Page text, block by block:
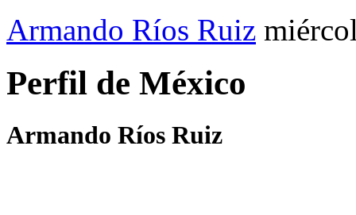
Armando Ríos Ruiz
Perfil de México
Armando Ríos Ruiz